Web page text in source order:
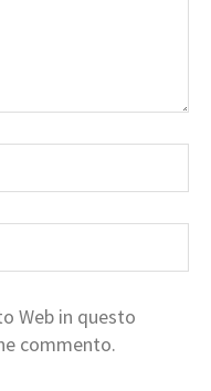
Web in questo
commento.